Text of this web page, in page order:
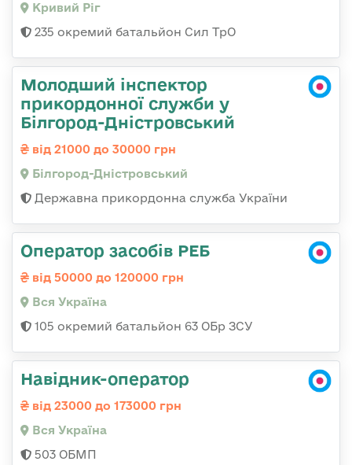
Кривий Ріг
235 окремий батальйон Сил ТрО
Молодший інспектор
прикордонної служби у
Білгород-Дністровський
від 21000 до 30000 грн
Білгород-Дністровський
Державна прикордонна служба України
Оператор засобів РЕБ
від 50000 до 120000 грн
Вся Україна
105 окремий батальйон 63 ОБр ЗСУ
Навідник-оператор
від 23000 до 173000 грн
Вся Україна
503 ОБМП